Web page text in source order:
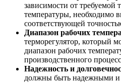
зависимости от требуемой
температуры, необходимо
соответствующей
Диапазон рабочих
терморегулятор, который
диапазон рабочих
производственного
Надежность и
должны быть надежными и